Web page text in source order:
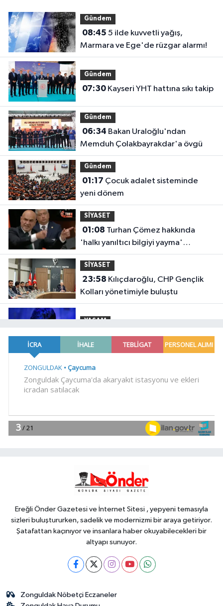
Gündem
08:45
Marmara ve Ege'de rüzgar alarmı!
Gündem
07:30 Kayseri YHT hattına sıkı takip
Gündem
06:34
Memduh Çolakbayrakdar'a övgü
Gündem
01:17
yeni dönem
SİYASET
01:08
'halkı yanıltıcı bilgiyi yayma'
soruşturması
SİYASET
23:58
Kolları yönetimiyle buluştu
YAŞAM
23:54Arabesk müziğinin acı kaybı!
23:41Menderes Belediye Başkanı
23:29 Anadolu Otoyolu'nda
kamyonet çekiciye çarptı!
Ereğli Önder Gazetesi ve İnternet Sitesi , yepyeni temasıyla
sizleri buluştururken, sadelik ve modernizmi bir araya getiriyor.
Şatafattan kaçınıyor ve insanlara haber okuyabilecekleri bir
altyapı sunuyor.
Zonguldak Nöbetçi Eczaneler